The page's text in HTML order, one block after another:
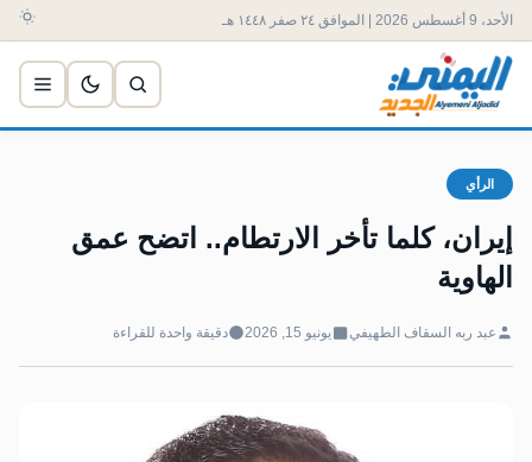
الأحد، 9 أغسطس 2026 | الموافق ٢٤ صفر ١٤٤٨ هـ
الرأي
إيران، كلما تأخر الارتطام.. اتضح عمق
الهاوية
عبد ربه السقاف الطهيفي يونيو 15, 2026 دقيقة واحدة للقراءة